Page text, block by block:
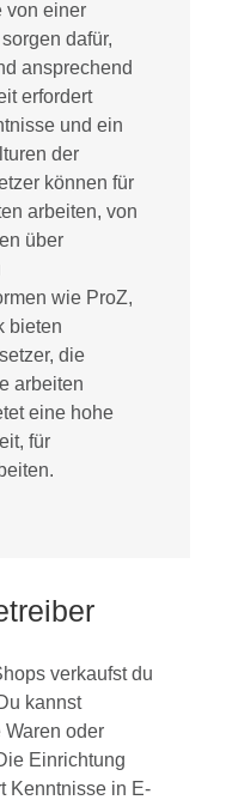
von einer
dafür,
ansprechend
erfordert
und ein
der
können für
arbeiten, von
über
wie ProZ,
bieten
die
arbeiten
eine hohe
für
verkaufst du
kannst
oder
Einrichtung
Kenntnisse in E-